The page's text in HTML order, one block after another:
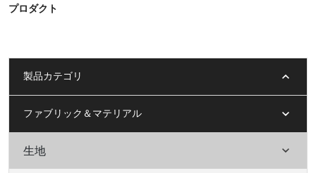
プロダクト
製品カテゴリ
ファブリック＆マテリアル
生地